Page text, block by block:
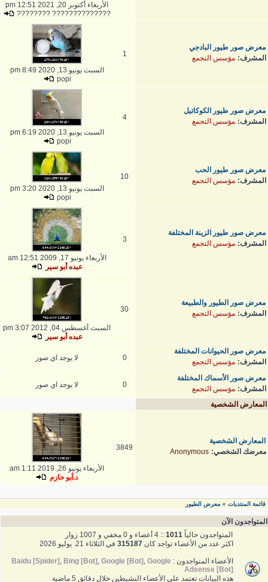
الأربعاء أكتوبر 20, 2021 12:51 pm
?????????????? ????????
معرض صور طيور البادجي
المشرف: مؤسس التجمع
1
السبت يونيو 13, 2020 8:49 pm
popi
معرض صور طيور الكوكاتيل
المشرف: مؤسس التجمع
4
السبت يونيو 13, 2020 6:19 pm
popi
معرض صور طيور الحب
المشرف: مؤسس التجمع
10
السبت يونيو 13, 2020 3:20 pm
popi
معرض صور طيور الزينة المختلفة
المشرف: مؤسس التجمع 3
الأربعاء يونيو 17, 2009 12:51 am
عبده أبو سير
معرض صور الطيور والطبيعة
المشرف: مؤسس التجمع 30
السبت أغسطس 04, 2012 3:07 pm
عبده أبو سير
معرض صور الحيوانات المختلفة
المشرف: مؤسس التجمع 0 لا يوجد اي صور
معرض صور الأسماك المختلفة
المشرف: مؤسس التجمع 0 لا يوجد اي صور
المعارض الشخصية
المعارض الشخصية
معرضك الشخصي: Anonymous
3849
الأربعاء يونيو 26, 2019 1:11 am
د.أبو حازم
قائمة المنتديات » معرض الطيور
المتواجدون الآن
المتواجدون حالياً 1011 :: 4 أعضاء و 0 مخفي و 1007 زوار
اكثر عدد من الأعضاء تواجد كان 315187 في الثلاثاء 21. يوليو 2026
الأعضاء المتواجدون : Baidu [Spider] , Bing [Bot] , Google [Bot] , Google
Adsense [Bot]
هذه البيانات تعتمد على الأعضاء النشيطين خلال دقائق 5 ماضية